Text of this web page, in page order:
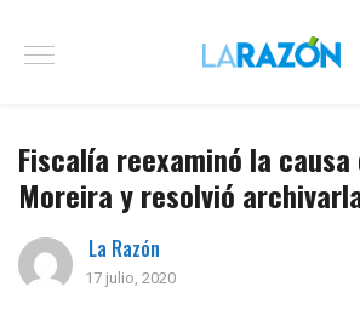
Fiscalía reexaminó la
Moreira y resolvió
La Razón
17 julio, 2020